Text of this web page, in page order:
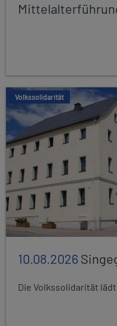
Volkssolidarität
10.08.2026
Die Volkssolidarität